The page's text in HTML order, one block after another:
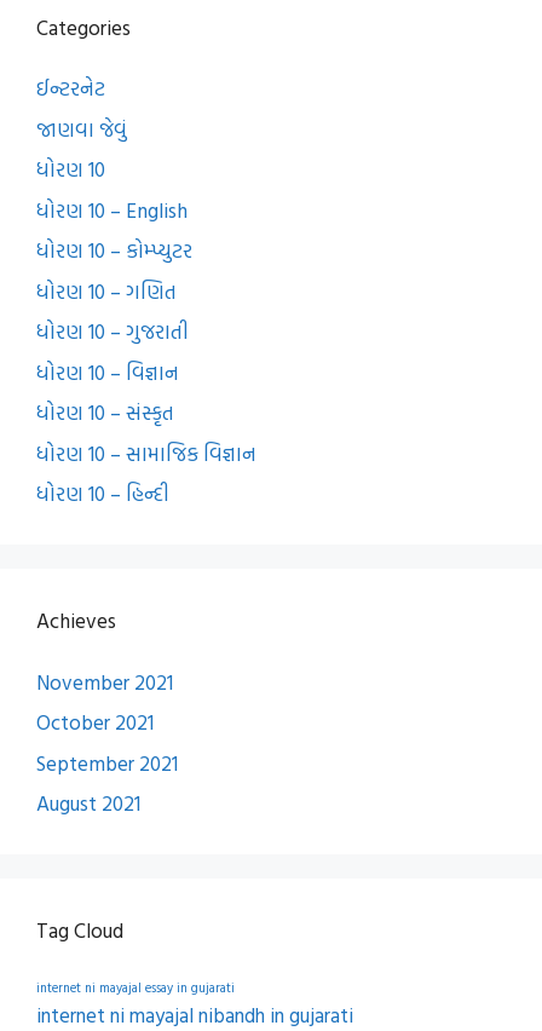
Categories
ઈન્ટરનેટ
જાણવા જેવું
ધોરણ 10
ધોરણ 10 – English
ધોરણ 10 – કોમ્પ્યુટર
ધોરણ 10 – ગણિત
ધોરણ 10 – ગુજરાતી
ધોરણ 10 – વિજ્ઞાન
ધોરણ 10 – સંસ્કૃત
ધોરણ 10 – સામાજિક વિજ્ઞાન
ધોરણ 10 – હિન્દી
Achieves
November 2021
October 2021
September 2021
August 2021
Tag Cloud
internet ni mayajal essay in gujarati
internet ni mayajal nibandh in gujarati